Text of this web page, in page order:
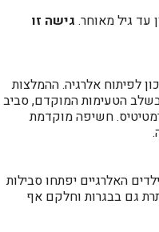
עד גיל מאוחר. גישה זו
לפיתוח אלרגיה. ההמלצות
בשלב הטעימות המוקדם, סביב
חשיפה מוקדמת
האלרגיים יפתחו סבילות
גם בבגרות וחלקם אף